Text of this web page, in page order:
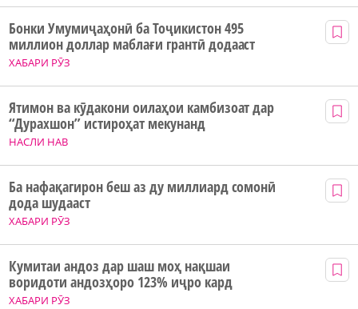
ХАБАРИ РӮЗ
Бонки Умумиҷаҳонӣ ба Тоҷикистон 495
миллион доллар маблағи грантӣ додааст
НАСЛИ НАВ
Ятимон ва кӯдакони оилаҳои камбизоат дар
“Дурахшон” истироҳат мекунанд
ХАБАРИ РӮЗ
Ба нафақагирон беш аз ду миллиард сомонӣ
дода шудааст
ХАБАРИ РӮЗ
Кумитаи андоз дар шаш моҳ нақшаи
воридоти андозҳоро 123% иҷро кард